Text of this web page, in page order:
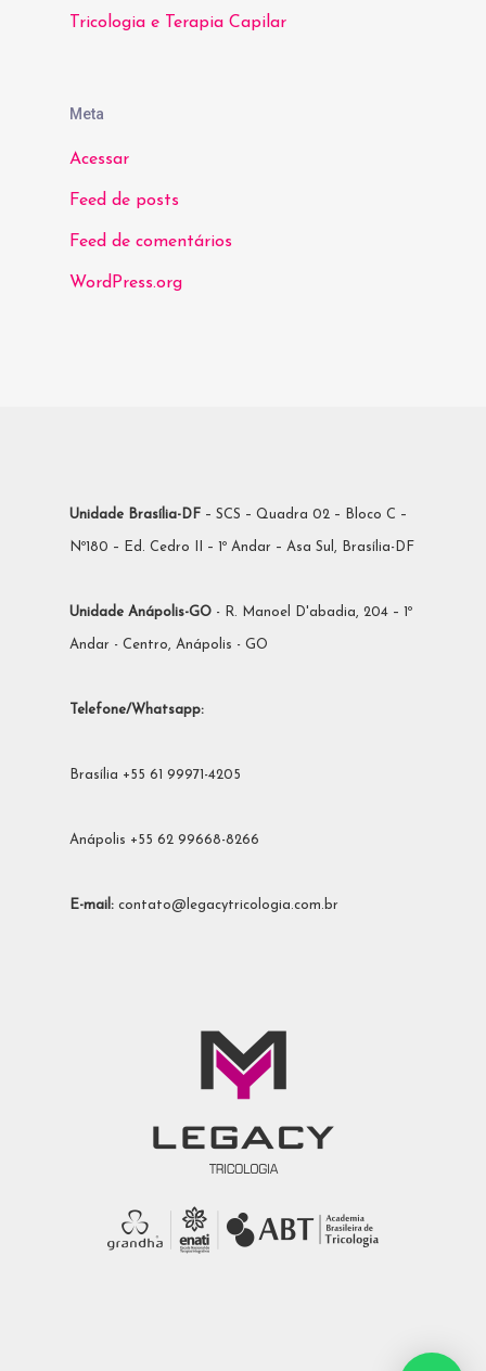
Tricologia e Terapia Capilar
Meta
Acessar
Feed de posts
Feed de comentários
WordPress.org
Unidade Brasília-DF – SCS – Quadra 02 – Bloco C –
Nº180 – Ed. Cedro II – 1º Andar – Asa Sul, Brasília-DF
Unidade Anápolis-GO - R. Manoel D'abadia, 204 – 1º
Andar - Centro, Anápolis - GO
Telefone/Whatsapp:
Brasília +55 61 99971-4205
Anápolis +55 62 99668-8266
E-mail: contato@legacytricologia.com.br